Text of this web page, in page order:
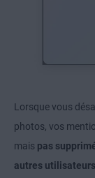
Lorsque vous
photos, vos
mais pas
autres utilisateurs